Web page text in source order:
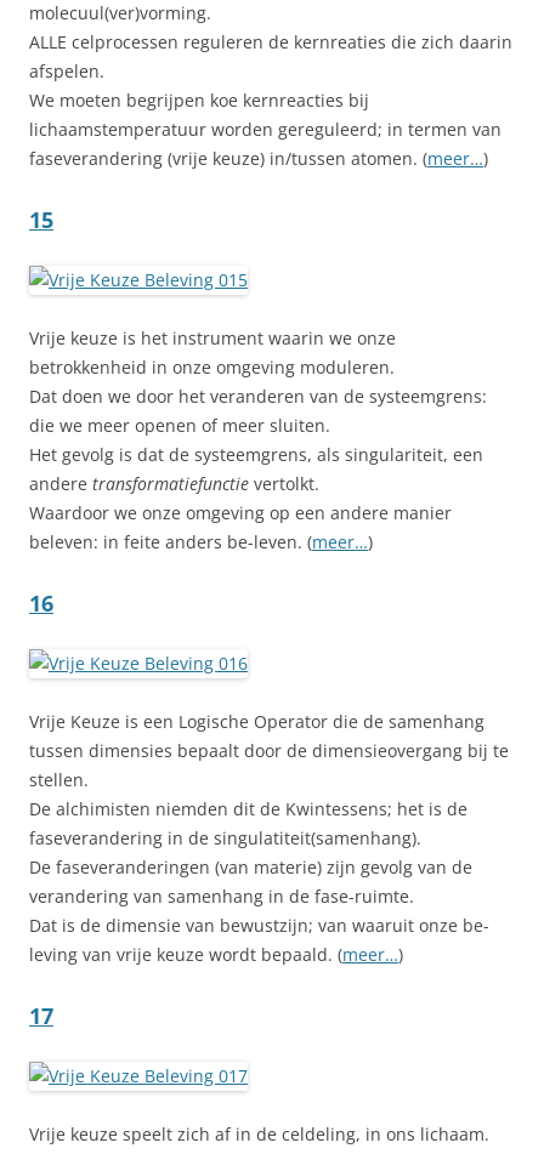
molecuul(ver)vorming.
ALLE celprocessen reguleren de kernreaties die zich daarin
afspelen.
We moeten begrijpen koe kernreacties bij
lichaamstemperatuur worden gereguleerd; in termen van
faseverandering (vrije keuze) in/tussen atomen. (meer…)
15
Vrije keuze is het instrument waarin we onze
betrokkenheid in onze omgeving moduleren.
Dat doen we door het veranderen van de systeemgrens:
die we meer openen of meer sluiten.
Het gevolg is dat de systeemgrens, als singulariteit, een
andere transformatiefunctie vertolkt.
Waardoor we onze omgeving op een andere manier
beleven: in feite anders be-leven. (meer…)
16
Vrije Keuze is een Logische Operator die de samenhang
tussen dimensies bepaalt door de dimensieovergang bij te
stellen.
De alchimisten niemden dit de Kwintessens; het is de
faseverandering in de singulatiteit(samenhang).
De faseveranderingen (van materie) zijn gevolg van de
verandering van samenhang in de fase-ruimte.
Dat is de dimensie van bewustzijn; van waaruit onze be-
leving van vrije keuze wordt bepaald. (meer…)
17
Vrije keuze speelt zich af in de celdeling, in ons lichaam.